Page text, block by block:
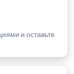
и оставьте